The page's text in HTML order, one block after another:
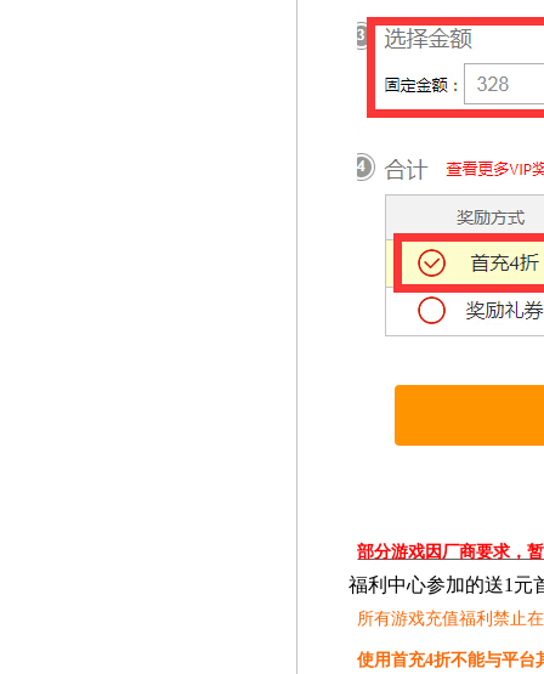
部分游戏因厂商要求，
福利中心参加的送1元
所有游戏充值福利禁止
使用首充4折不能与平台